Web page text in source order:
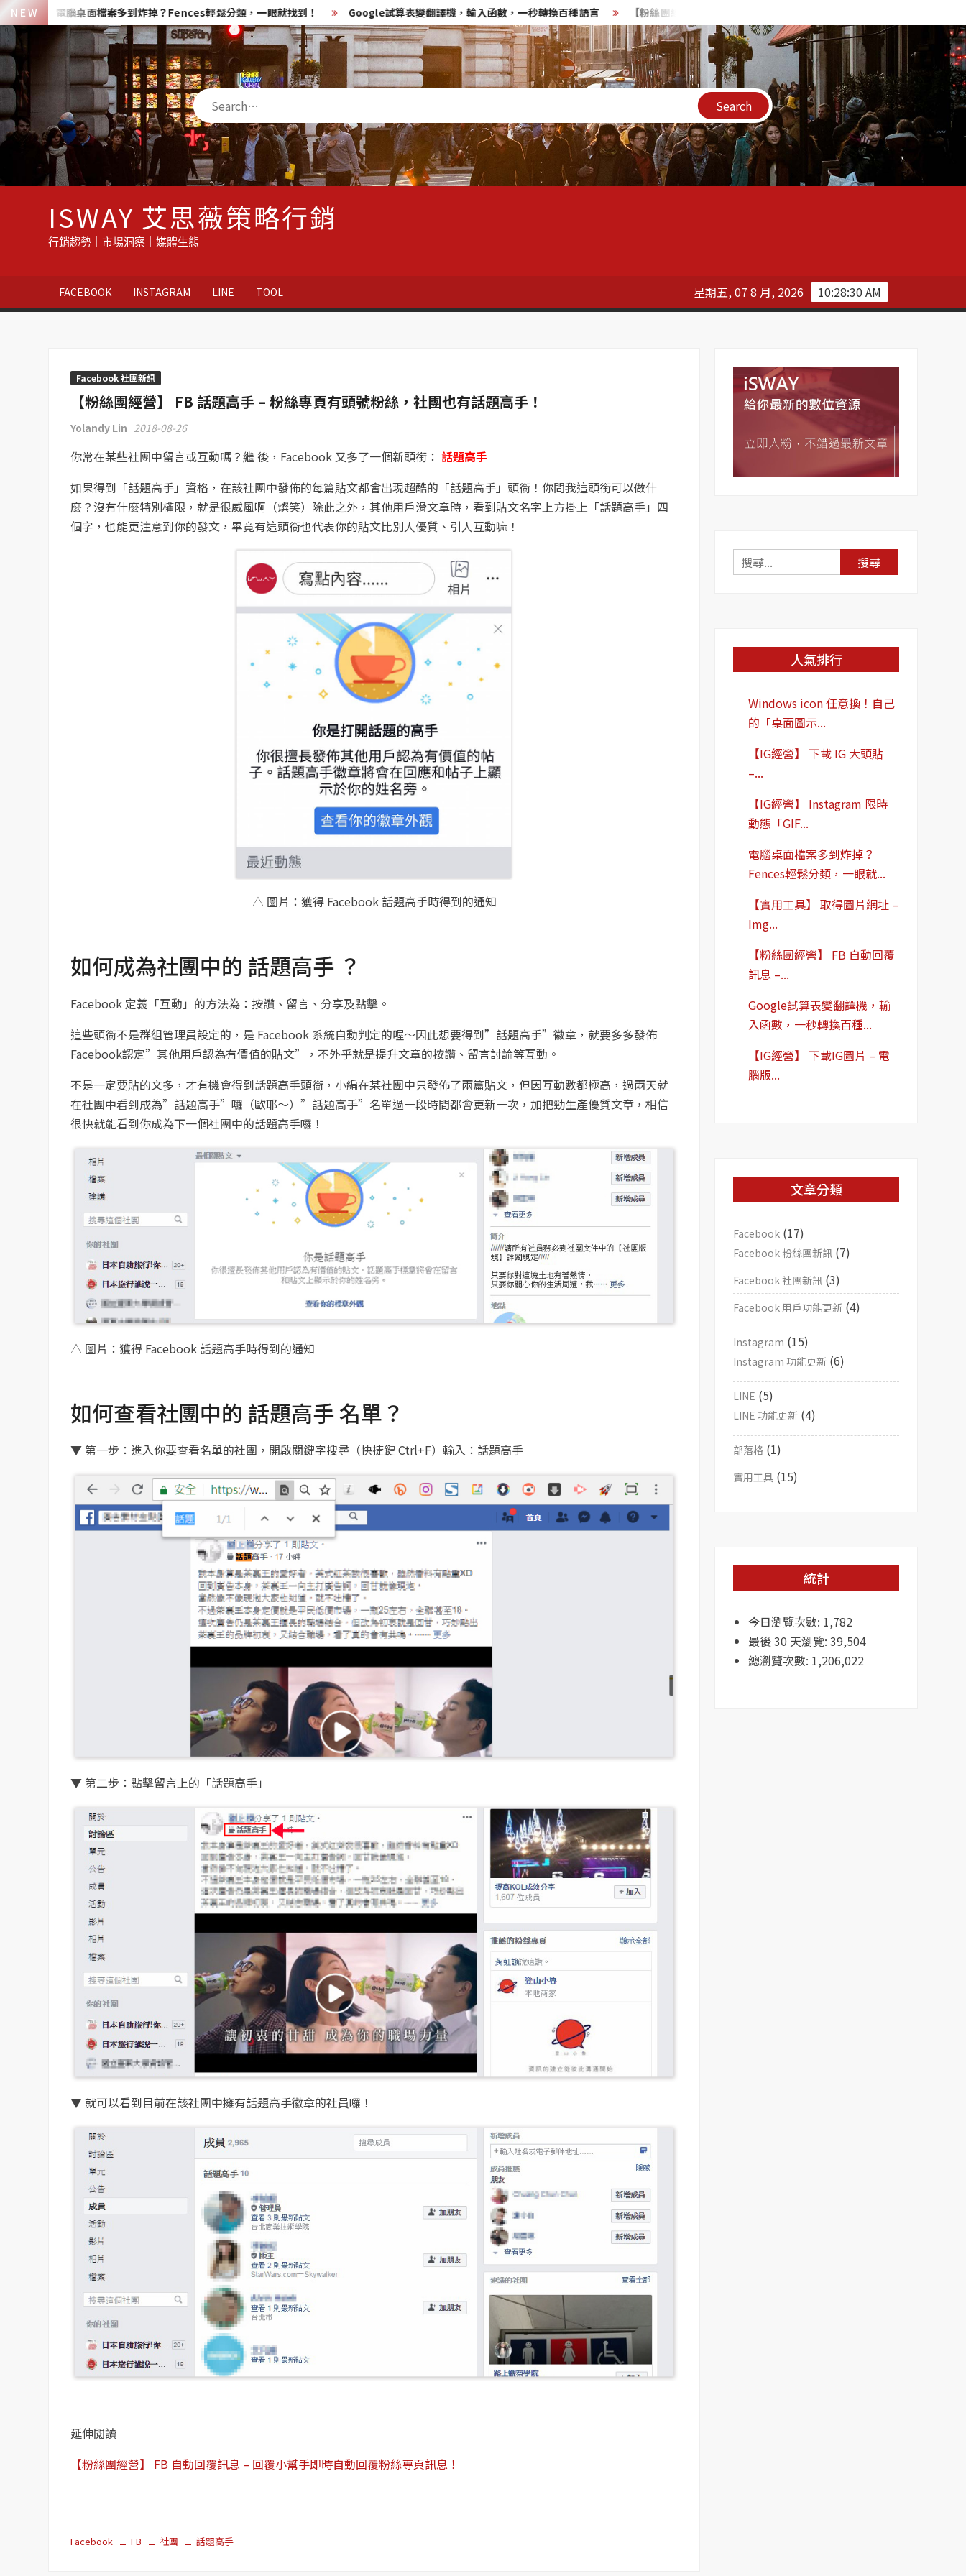
Skip
to
content
N E W
電腦桌面檔案多到炸掉？Fences輕鬆分類，一眼就找到！ Google試算表變翻譯機，輸入函數，一秒轉換百種語言 【粉絲團經營】FB 社團標章 – 教你獲得話題高手、視覺敘事大師等社團稱號 ！
Search
ISWAY 艾思薇策略行銷
行銷趨勢｜市場洞察｜媒體生態
FACEBOOK INSTAGRAM LINE TOOL 10:28:31 AM
星期五, 07 8 月, 2026
Facebook 社團新訊
【粉絲團經營】 FB 話題高手 – 粉絲專頁有頭號粉絲，社團也有話題高手！
Yolandy Lin 2018-08-26
你常在某些社團中留言或互動嗎？繼 後，Facebook 又多了一個新頭銜：話題高手
如果得到「話題高手」資格，在該社團中發佈的每篇貼文都會出現超酷的「話題高手」頭銜！你問我這頭銜可以做什
麼？沒有什麼特別權限，就是很威風啊（燦笑）除此之外，其他用戶滑文章時，看到貼文名字上方掛上「話題高手」四
個字，也能更注意到你的發文，畢竟有這頭銜也代表你的貼文比別人優質、引人互動嘛！
△ 圖片：獲得 Facebook 話題高手時得到的通知
如何成為社團中的 話題高手 ？
Facebook 定義「互動」的方法為：按讚、留言、分享及點擊。
這些頭銜不是群組管理員設定的，是 Facebook 系統自動判定的喔～因此想要得到”話題高手”徽章，就要多多發佈
Facebook認定”其他用戶認為有價值的貼文”，不外乎就是提升文章的按讚、留言討論等互動。
不是一定要貼的文多，才有機會得到話題高手頭銜，小編在某社團中只發佈了兩篇貼文，但因互動數都極高，過兩天就
在社團中看到成為”話題高手”囉（歐耶～）”話題高手”名單過一段時間都會更新一次，加把勁生產優質文章，相信
很快就能看到你成為下一個社團中的話題高手囉！
△ 圖片：獲得 Facebook 話題高手時得到的通知
如何查看社團中的 話題高手 名單？
▼ 第一步：進入你要查看名單的社團，開啟關鍵字搜尋（快捷鍵 Ctrl+F）輸入：話題高手
▼ 第二步：點擊留言上的「話題高手」
▼ 就可以看到目前在該社團中擁有話題高手徽章的社員囉！
延伸閱讀
【粉絲團經營】 FB 自動回覆訊息 – 回覆小幫手即時自動回覆粉絲專頁訊息！
Facebook FB 社團 話題高手
尋
人氣排行
Windows icon 任意換！自己
的「桌面圖示...
【IG經營】 下載 IG 大頭貼
–...
【IG經營】 Instagram 限時
動態「GIF...
電腦桌面檔案多到炸掉？
Fences輕鬆分類，一眼就...
【實用工具】 取得圖片網址 –
Img...
【粉絲團經營】 FB 自動回覆
訊息 –...
Google試算表變翻譯機，輸
入函數，一秒轉換百種...
【IG經營】 下載IG圖片 – 電
腦版...
文章分類
Facebook (17)
Facebook 粉絲團新訊 (7)
Facebook 社團新訊 (3)
Facebook 用戶功能更新 (4)
Instagram (15)
Instagram 功能更新 (6)
LINE (5)
LINE 功能更新 (4)
部落格 (1)
實用工具 (15)
統計
今日瀏覽次數: 1,782
最後 30 天瀏覽:39,504
總瀏覽次數: 1,206,022